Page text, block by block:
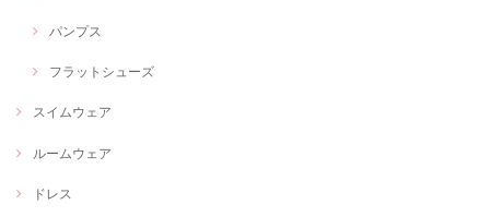
パンプス
フラットシューズ
スイムウェア
ルームウェア
ドレス